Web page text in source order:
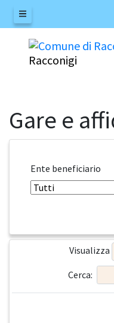
Menu
Racconigi
Gare e
Ente beneficiario
Visualizza
Cerca: